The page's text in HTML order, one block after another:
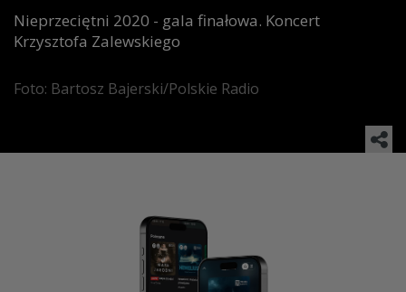
Nieprzeciętni 2020 - gala finałowa. Koncert
Krzysztofa Zalewskiego
Foto: Bartosz Bajerski/Polskie Radio